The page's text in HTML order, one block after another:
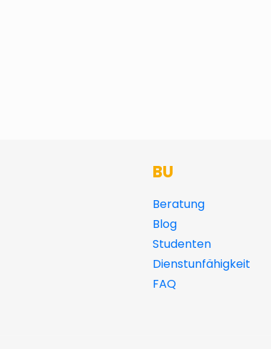
BU
Beratung
Blog
Studenten
Dienstunfähigkeit
FAQ